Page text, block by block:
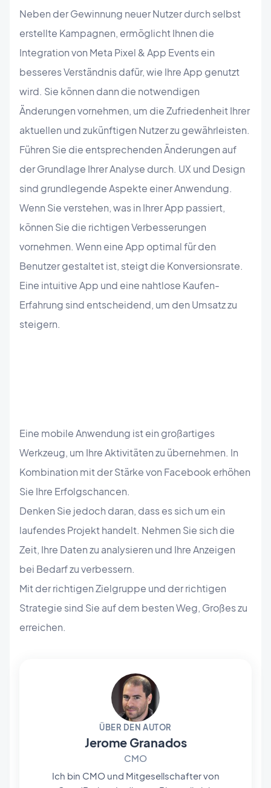
Neben der Gewinnung neuer Nutzer durch selbst
erstellte Kampagnen, ermöglicht Ihnen die
Integration von Meta Pixel & App Events ein
besseres Verständnis dafür, wie Ihre App genutzt
wird. Sie können dann die notwendigen
Änderungen vornehmen, um die Zufriedenheit Ihrer
aktuellen und zukünftigen Nutzer zu gewährleisten.
Führen Sie die entsprechenden Änderungen auf
der Grundlage Ihrer Analyse durch. UX und Design
sind grundlegende Aspekte einer Anwendung.
Wenn Sie verstehen, was in Ihrer App passiert,
können Sie die richtigen Verbesserungen
vornehmen. Wenn eine App optimal für den
Benutzer gestaltet ist, steigt die Konversionsrate.
Eine intuitive App und eine nahtlose Kaufen-
Erfahrung sind entscheidend, um den Umsatz zu
steigern.
Eine mobile Anwendung ist ein großartiges
Werkzeug, um Ihre Aktivitäten zu übernehmen. In
Kombination mit der Stärke von Facebook erhöhen
Sie Ihre Erfolgschancen.
Denken Sie jedoch daran, dass es sich um ein
laufendes Projekt handelt. Nehmen Sie sich die
Zeit, Ihre Daten zu analysieren und Ihre Anzeigen
bei Bedarf zu verbessern.
Mit der richtigen Zielgruppe und der richtigen
Strategie sind Sie auf dem besten Weg, Großes zu
erreichen.
ÜBER DEN AUTOR
Jerome Granados
CMO
Ich bin CMO und Mitgesellschafter von